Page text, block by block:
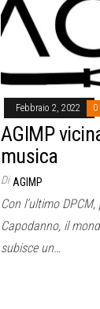
Febbraio 2, 2022 0
AGIMP
musica
Di AGIMP
Con l’ultimo
Capodanno, il
subisce un…